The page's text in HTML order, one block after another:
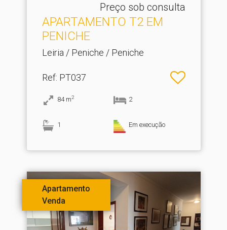
Preço sob consulta
APARTAMENTO T2 EM
PENICHE
Leiria / Peniche / Peniche
Ref: PT037
84 m2 2
1 Em execução
Apartamento
Venda